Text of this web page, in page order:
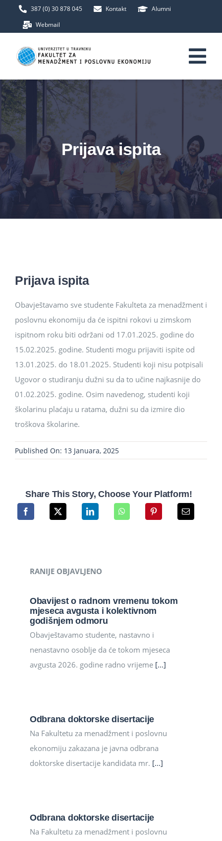
387 (0) 30 878 045 Kontakt
Alumni
Webmail
Početna
Fakultet
Upis
Studij
Prijava ispita
Prijava ispita
Obavještavamo sve studente Fakulteta za menadžment i
poslovnu ekonomiju da će ispitni rokovi u zimskom
ispitnom roku biti održani od 17.01.2025. godine do
15.02.2025. godine. Studenti mogu prijaviti ispite od
13.01.2025. do 18.01.2025. Studenti koji nisu potpisali
Ugovor o studiranju dužni su da to učine najkasnije do
01.02.2025. godine. Osim navedenog, studenti koji
školarinu plaćaju u ratama, dužni su da izmire dio
troškova školarine.
Published On: 13 Januara, 2025
Share This Story, Choose Your Platform!
RANIJE OBJAVLJENO
Obavijest o radnom vremenu tokom
mjeseca avgusta i kolektivnom
godišnjem odmoru
Obavještavamo studente, nastavno i
nenastavno osoblje da će tokom mjeseca
avgusta 2026. godine radno vrijeme [...]
Odbrana doktorske disertacije
Na Fakultetu za menadžment i poslovnu
ekonomiju zakazana je javna odbrana
doktorske disertacije kandidata mr. [...]
Odbrana doktorske disertacije
Na Fakultetu za menadžment i poslovnu